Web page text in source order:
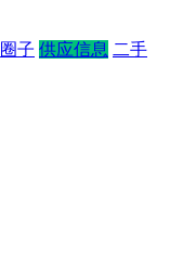
圈子 供应信息 二手